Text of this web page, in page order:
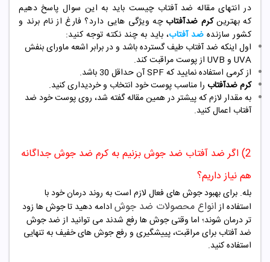
در انتهای مقاله ضد آفتاب چیست باید به این سوال پاسخ دهیم
که بهترینکرم ضدآفتاب چه ویژگی هایی دارد؟ فارغ از نام برند و
کشور سازنده ضد آفتاب، باید به چند نکته توجه کنید:
اول اینکه ضد آفتاب طیف گسترده باشد و در برابر اشعه ماورای بنفش
UVA و UVB از پوست مراقبت کند.
از کرمی استفاده نمایید که SPF آن حداقل 30 باشد.
کرم ضدآفتاب را مناسب پوست خود انتخاب و خردیداری کنید.
به مقدار لازم که پیشتر در همین مقاله گفته شد، روی پوست خود ضد
آفتاب اعمال کنید.
2) اگر ضد آفتاب ضد جوش بزنیم به کرم ضد جوش جداگانه
هم نیاز داریم؟
بله. برای بهبود جوش های فعال لازم است به روند درمان خود با
استفاده از انواع محصولات ضد جوش ادامه دهید تا جوش ها زود
تر درمان شوند؛ اما وقتی جوش ها رفع شدند می توانید از ضد جوش
ضد آفتاب برای مراقبت، پییشگیری و رفع جوش های خفیف به تنهایی
استفاده کنید.